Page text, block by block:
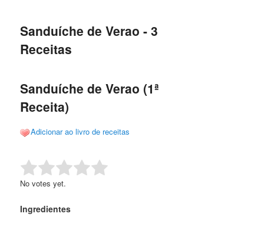
conteúdo
conteúdo
Sanduíche de Verao - 3
Receitas
Sanduíche de Verao (1ª
Receita)
Adicionar ao livro de receitas
Rate this item: Submit Rating
No votes yet.
Ingredientes